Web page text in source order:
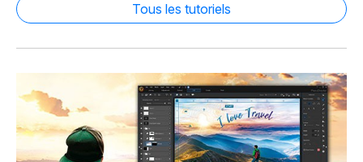
Tous les tutoriels